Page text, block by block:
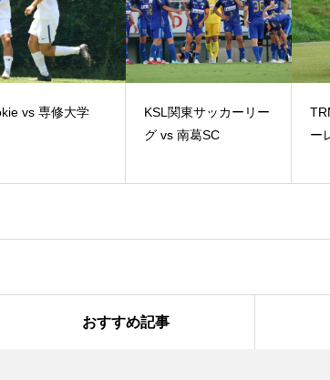
vs 専修大学
KSL関東サッカーリー
グ vs 南葛SC
ー
おすすめ記事